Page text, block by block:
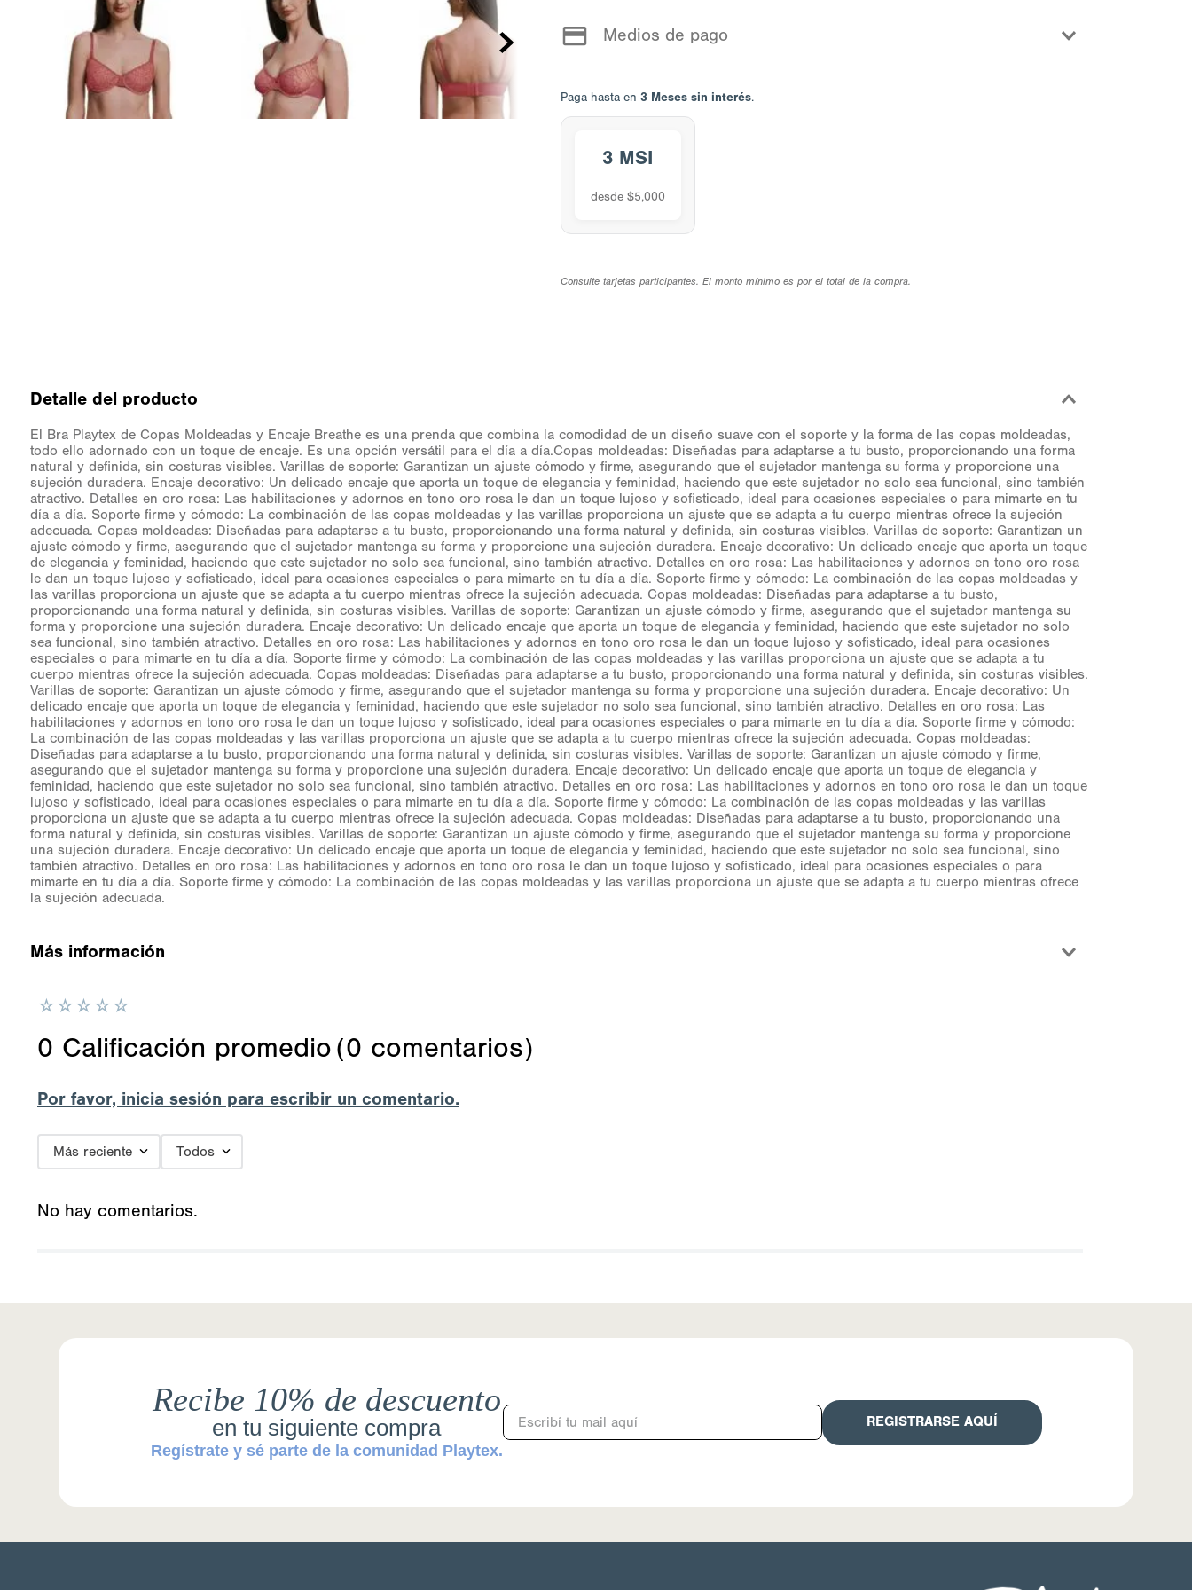
Medios de pago
Paga hasta en 3 Meses sin interés.
3 MSI
desde $5,000
Consulte tarjetas participantes. El monto mínimo es por el total de la compra.
Detalle del producto
El Bra Playtex de Copas Moldeadas y Encaje Breathe es una prenda que combina la comodidad de un diseño suave con el soporte y la forma de las copas moldeadas,
todo ello adornado con un toque de encaje. Es una opción versátil para el día a día.Copas moldeadas: Diseñadas para adaptarse a tu busto, proporcionando una forma
natural y definida, sin costuras visibles. Varillas de soporte: Garantizan un ajuste cómodo y firme, asegurando que el sujetador mantenga su forma y proporcione una
sujeción duradera. Encaje decorativo: Un delicado encaje que aporta un toque de elegancia y feminidad, haciendo que este sujetador no solo sea funcional, sino también
atractivo. Detalles en oro rosa: Las habilitaciones y adornos en tono oro rosa le dan un toque lujoso y sofisticado, ideal para ocasiones especiales o para mimarte en tu
día a día. Soporte firme y cómodo: La combinación de las copas moldeadas y las varillas proporciona un ajuste que se adapta a tu cuerpo mientras ofrece la sujeción
adecuada. Copas moldeadas: Diseñadas para adaptarse a tu busto, proporcionando una forma natural y definida, sin costuras visibles. Varillas de soporte: Garantizan un
ajuste cómodo y firme, asegurando que el sujetador mantenga su forma y proporcione una sujeción duradera. Encaje decorativo: Un delicado encaje que aporta un toque
de elegancia y feminidad, haciendo que este sujetador no solo sea funcional, sino también atractivo. Detalles en oro rosa: Las habilitaciones y adornos en tono oro rosa
le dan un toque lujoso y sofisticado, ideal para ocasiones especiales o para mimarte en tu día a día. Soporte firme y cómodo: La combinación de las copas moldeadas y
las varillas proporciona un ajuste que se adapta a tu cuerpo mientras ofrece la sujeción adecuada. Copas moldeadas: Diseñadas para adaptarse a tu busto,
proporcionando una forma natural y definida, sin costuras visibles. Varillas de soporte: Garantizan un ajuste cómodo y firme, asegurando que el sujetador mantenga su
forma y proporcione una sujeción duradera. Encaje decorativo: Un delicado encaje que aporta un toque de elegancia y feminidad, haciendo que este sujetador no solo
sea funcional, sino también atractivo. Detalles en oro rosa: Las habilitaciones y adornos en tono oro rosa le dan un toque lujoso y sofisticado, ideal para ocasiones
especiales o para mimarte en tu día a día. Soporte firme y cómodo: La combinación de las copas moldeadas y las varillas proporciona un ajuste que se adapta a tu
cuerpo mientras ofrece la sujeción adecuada. Copas moldeadas: Diseñadas para adaptarse a tu busto, proporcionando una forma natural y definida, sin costuras visibles.
Varillas de soporte: Garantizan un ajuste cómodo y firme, asegurando que el sujetador mantenga su forma y proporcione una sujeción duradera. Encaje decorativo: Un
delicado encaje que aporta un toque de elegancia y feminidad, haciendo que este sujetador no solo sea funcional, sino también atractivo. Detalles en oro rosa: Las
habilitaciones y adornos en tono oro rosa le dan un toque lujoso y sofisticado, ideal para ocasiones especiales o para mimarte en tu día a día. Soporte firme y cómodo:
La combinación de las copas moldeadas y las varillas proporciona un ajuste que se adapta a tu cuerpo mientras ofrece la sujeción adecuada. Copas moldeadas:
Diseñadas para adaptarse a tu busto, proporcionando una forma natural y definida, sin costuras visibles. Varillas de soporte: Garantizan un ajuste cómodo y firme,
asegurando que el sujetador mantenga su forma y proporcione una sujeción duradera. Encaje decorativo: Un delicado encaje que aporta un toque de elegancia y
feminidad, haciendo que este sujetador no solo sea funcional, sino también atractivo. Detalles en oro rosa: Las habilitaciones y adornos en tono oro rosa le dan un toque
lujoso y sofisticado, ideal para ocasiones especiales o para mimarte en tu día a día. Soporte firme y cómodo: La combinación de las copas moldeadas y las varillas
proporciona un ajuste que se adapta a tu cuerpo mientras ofrece la sujeción adecuada. Copas moldeadas: Diseñadas para adaptarse a tu busto, proporcionando una
forma natural y definida, sin costuras visibles. Varillas de soporte: Garantizan un ajuste cómodo y firme, asegurando que el sujetador mantenga su forma y proporcione
una sujeción duradera. Encaje decorativo: Un delicado encaje que aporta un toque de elegancia y feminidad, haciendo que este sujetador no solo sea funcional, sino
también atractivo. Detalles en oro rosa: Las habilitaciones y adornos en tono oro rosa le dan un toque lujoso y sofisticado, ideal para ocasiones especiales o para
mimarte en tu día a día. Soporte firme y cómodo: La combinación de las copas moldeadas y las varillas proporciona un ajuste que se adapta a tu cuerpo mientras ofrece
la sujeción adecuada.
Más información
☆☆☆☆☆
0 Calificación promedio(0 comentarios)
Por favor, inicia sesión para escribir un comentario.
Más reciente Todos
No hay comentarios.
Recibe 10% de descuento
en tu siguiente compra
Regístrate y sé parte de la comunidad Playtex.
REGISTRARSE AQUÍ